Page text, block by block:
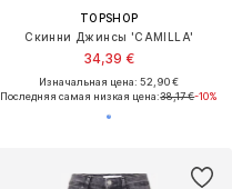
TOPSHOP
Скинни Джинсы 'CAMILLA'
34,39 €
Изначальная цена: 52,90 €
Последняя самая низкая цена:38,17 €-10%